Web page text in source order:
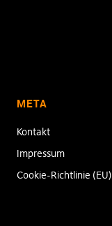
META
Kontakt
Impressum
Cookie-Richtlinie (EU)